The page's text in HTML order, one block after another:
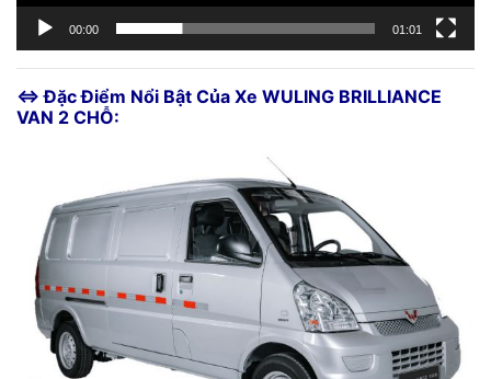
00:00 01:01
⇔ Đặc Điểm Nổi Bật Của Xe WULING BRILLIANCE
VAN 2 CHỖ: